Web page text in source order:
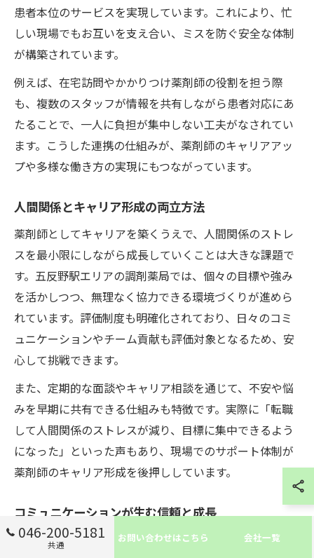
患者本位のサービスを実現しています。これにより、忙
しい現場でもお互いを支え合い、ミスを防ぐ安全な体制
が構築されています。
例えば、在宅訪問やかかりつけ薬剤師の役割を担う際
も、複数のスタッフが情報を共有しながら患者対応にあ
たることで、一人に負担が集中しない工夫がなされてい
ます。こうした連携の仕組みが、薬剤師のキャリアアッ
プや多様な働き方の実現にもつながっています。
人間関係とキャリア形成の両立方法
薬剤師としてキャリアを築くうえで、人間関係のストレ
スを最小限にしながら成長していくことは大きな課題で
す。五反野駅エリアの調剤薬局では、個々の目標や強み
を活かしつつ、無理なく協力できる環境づくりが進めら
れています。評価制度も明確化されており、日々のコミ
ュニケーションやチーム貢献も評価対象となるため、安
心して挑戦できます。
また、定期的な面談やキャリア相談を通じて、不安や悩
みを早期に共有できる仕組みも特徴です。実際に「転職
して人間関係のストレスが減り、目標に集中できるよう
になった」といった声もあり、現場でのサポート体制が
薬剤師のキャリア形成を後押ししています。
コミュニケーションが生む信頼と成長
調剤薬局の現場では、患者やスタッフとのコミュニケー
046-200-5181
共通
お問い合わせはこちら 会社一覧